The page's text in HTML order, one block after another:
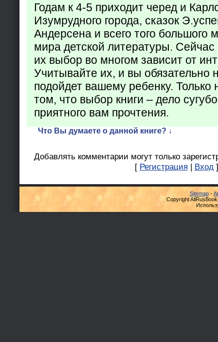
Годам к 4-5 приходит черед и
Изумрудного города, сказок
Андерсена и всего того большого
мира детской литературы. Сейчас
их выбор во многом зависит от
Учитывайте их, и вы обязательно
подойдет вашему ребенку. Только
том, что выбор книги – дело
приятного вам прочтения.
Что Вы думаете о данной книге? ↓
Добавлять комментарии могут только
[ Регистрация | Вход ]
Sitemap-
Copyright